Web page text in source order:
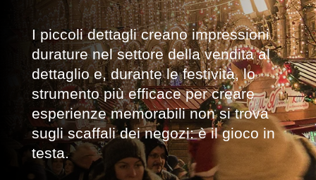
I piccoli dettagli creano impressioni
durature nel settore della vendita al
dettaglio e, durante le festività, lo
strumento più efficace per creare
esperienze memorabili non si trova
sugli scaffali dei negozi: è il gioco in
testa.